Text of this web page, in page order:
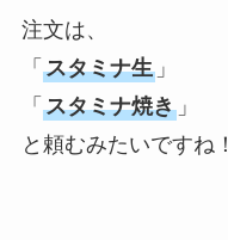
注文は、
「 スタミナ生」
「 スタミナ焼き」
と頼むみたいですね！